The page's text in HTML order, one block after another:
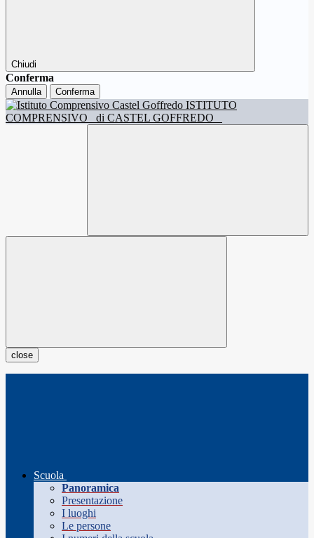
Chiudi
Conferma
Annulla Conferma
ISTITUTO
COMPRENSIVO
di CASTEL GOFFREDO
close
Scuola
Panoramica
Presentazione
I luoghi
Le persone